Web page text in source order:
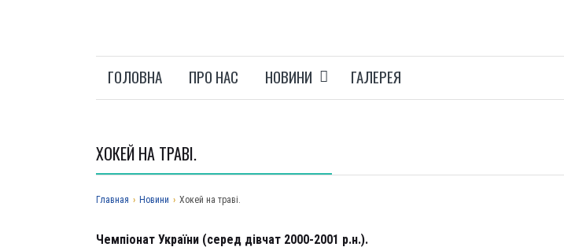
ГОЛОВНА ПРО НАС НОВИНИ ГАЛЕРЕЯ
ХОКЕЙ НА ТРАВІ.
Главная › Новини › Хокей на траві.
Чемпіонат України (серед дівчат 2000-2001 р.н.).